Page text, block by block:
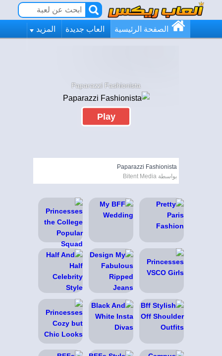
الصفحة الرئيسية العاب جديدة المزيد
Paparazzi Fashionista
Play
Paparazzi Fashionista
بواسطة Bitent Media